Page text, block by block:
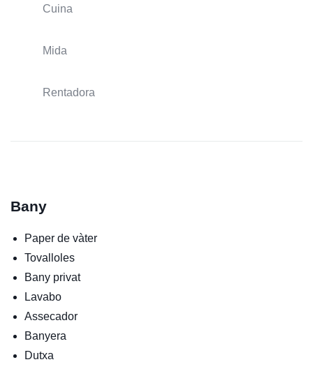
Cuina
Mida
Rentadora
Bany
Paper de vàter
Tovalloles
Bany privat
Lavabo
Assecador
Banyera
Dutxa